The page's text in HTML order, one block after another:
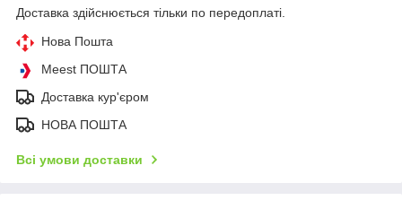
Доставка здійснюється тільки по передоплаті.
Нова Пошта
Meest ПОШТА
Доставка кур'єром
НОВА ПОШТА
Всі умови доставки